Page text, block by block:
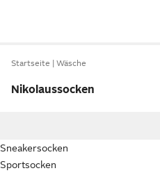
Startseite Wäsche
Nikolaussocken
Sneakersocken
Sportsocken